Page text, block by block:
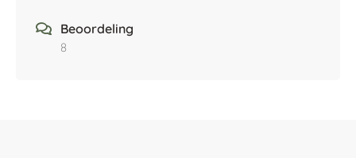
Beoordeling
8